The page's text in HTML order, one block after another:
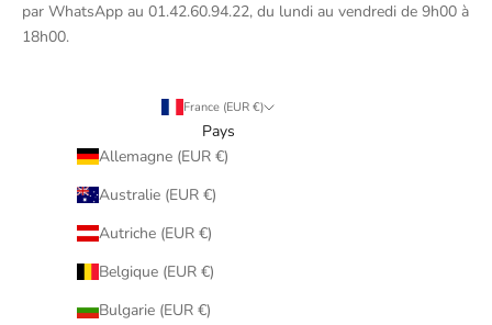
par WhatsApp au 01.42.60.94.22, du lundi au vendredi de 9h00 à
18h00.
France (EUR €)
Pays
Allemagne (EUR €)
Australie (EUR €)
Autriche (EUR €)
Belgique (EUR €)
Bulgarie (EUR €)